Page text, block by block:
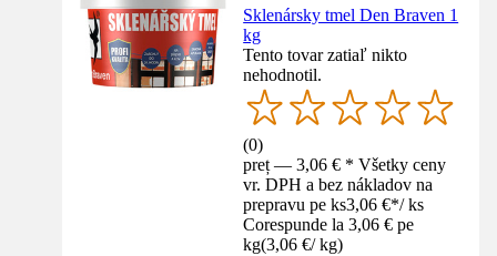
Sklenársky tmel Den Braven 1
kg
Tento tovar zatiaľ nikto
nehodnotil.
(0)
preț — 3,06 € * Všetky ceny
vr. DPH a bez nákladov na
prepravu pe ks3,06 €*/ ks
Corespunde la 3,06 € pe
kg(3,06 €/ kg)